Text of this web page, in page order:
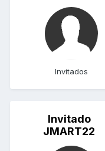
Invitados
Invitado
JMART22